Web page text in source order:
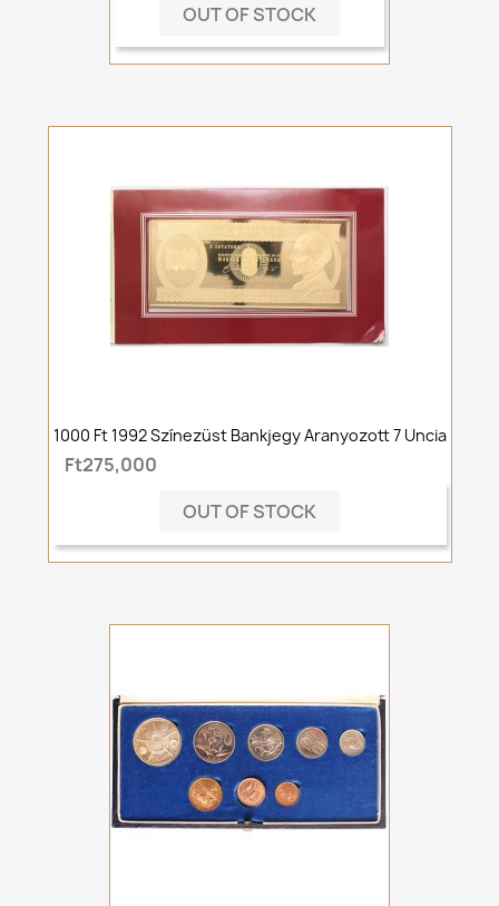
OUT OF STOCK
1000 Ft 1992 Színezüst Bankjegy Aranyozott 7 Uncia
Ft275,000
OUT OF STOCK